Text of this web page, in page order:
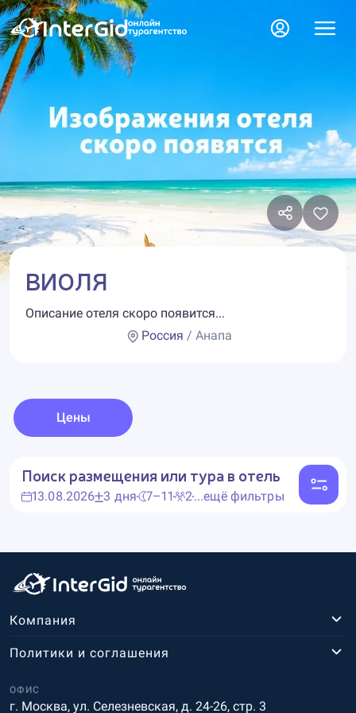
ВИОЛЯ
Описание отеля скоро появится...
Россия / Анапа
Цены
Поиск размещения или тура в отель
13.08.2026 3 дня 7–11 2...ещё фильтры
Компания
ОФИС
г. Москва, ул. Селезневская, д. 24-26, стр. 3
Политики и соглашения